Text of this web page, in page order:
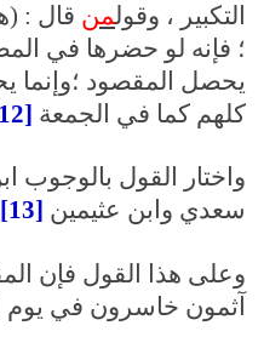
التكبير ، وقولمن قال :
؛ فإنه لو حضرها في
يحصل المقصود
كلهم كما في الجمعة [12]
واختار القول بالوجوب
سعدي وابن عثيمين [13]
وعلى هذا القول فإن
آثمون خاسرون في يوم